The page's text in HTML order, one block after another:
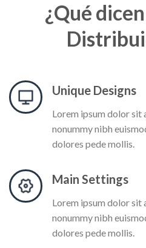
¿Qué
Unique Designs
Lorem ipsum dolor sit
nonummy nibh
dolores pede mollis.
Main Settings
Lorem ipsum dolor sit
nonummy nibh
dolores pede mollis.